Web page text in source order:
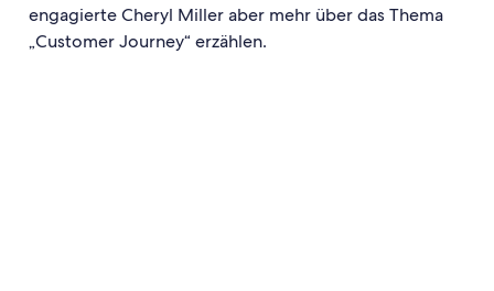
engagierte Cheryl Miller aber mehr über das Thema
„Customer Journey“ erzählen.